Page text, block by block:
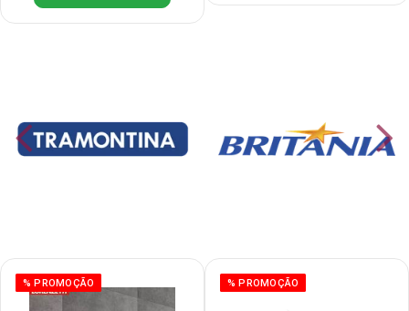
% PROMOÇÃO % PROMOÇÃO